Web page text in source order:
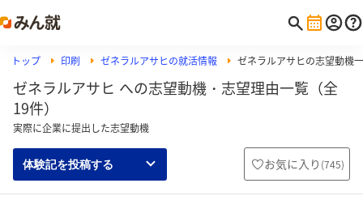
トップ 印刷 ゼネラルアサヒの就活情報 ゼネラルアサヒの志望動機
ゼネラルアサヒ への志望動機・志望理由一覧（全
19件）
実際に企業に提出した志望動機
体験記を投稿する お気に入り (745)